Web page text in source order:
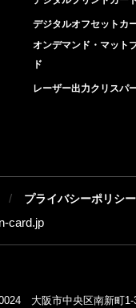
デジタルオフセットカ
オンデマンド・マット
ド
レーザー出力クリスパ
/ プライバシーポリシー
card.jp
大阪市中央区南新町